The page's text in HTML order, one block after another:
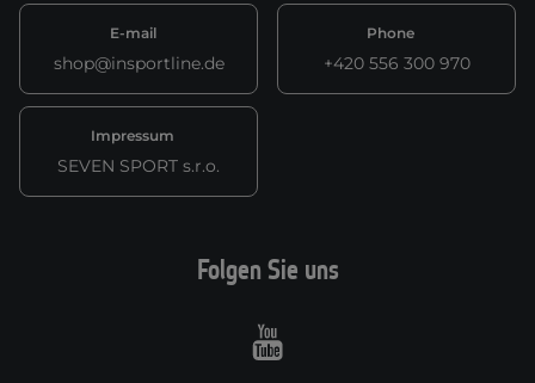
E-mail
shop@insportline.de
Phone
+420 556 300 970
Impressum
SEVEN SPORT s.r.o.
Folgen Sie uns
Youtube